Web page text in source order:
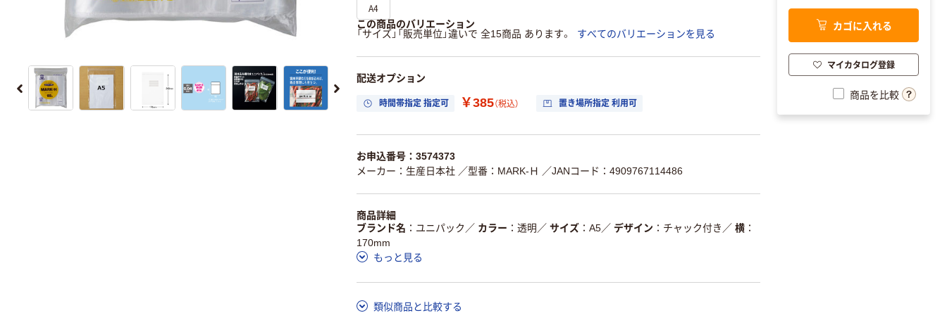
A4
この商品のバリエーション
「サイズ」「販売単位」違いで 全15商品 あります。
すべてのバリエーションを見る
配送オプション
時間帯指定 指定可 ￥385（税込） 置き場所指定 利用可
お申込番号：3574373
メーカー：生産日本社 ／型番：MARK-Ｈ ／JANコード：4909767114486
商品詳細
ブランド名
ユニパック ／ カラー 透明 ／ サイズ A5／ デザイン チャック付き ／ 横
170mm
もっと見る
類似商品と比較する
カゴに入れる
マイカタログ登録
商品を比較